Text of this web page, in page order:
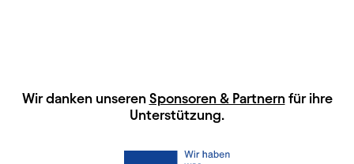
HAUPTSPONSOREN
Wir danken unseren Sponsoren & Partnernfür ihre
Unterstützung.